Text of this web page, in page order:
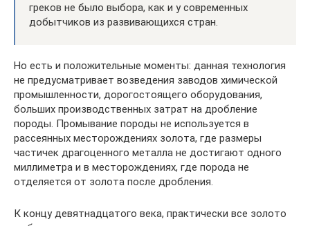
греков не было выбора, как и у современных
добытчиков из развивающихся стран.
Но есть и положительные моменты: данная технология
не предусматривает возведения заводов химической
промышленности, дорогостоящего оборудования,
больших производственных затрат на дробление
породы. Промывание породы не используется в
рассеянных месторождениях золота, где размеры
частичек драгоценного металла не достигают одного
миллиметра и в месторождениях, где порода не
отделяется от золота после дробления.
К концу девятнадцатого века, практически все золото